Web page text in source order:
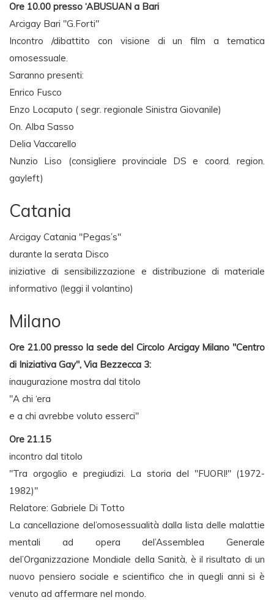
Ore 10.00 presso ‘ABUSUAN a Bari
Arcigay Bari "G.Forti"
Incontro /dibattito con visione di un film a tematica
omosessuale.
Saranno presenti:
Enrico Fusco
Enzo Locaputo ( segr. regionale Sinistra Giovanile)
On. Alba Sasso
Delia Vaccarello
Nunzio Liso (consigliere provinciale DS e coord. region.
gayleft)
Catania
Arcigay Catania "Pegas’s"
durante la serata Disco
iniziative di sensibilizzazione e distribuzione di materiale
informativo (leggi il volantino)
Milano
Ore 21.00 presso la sede del Circolo Arcigay Milano "Centro
di Iniziativa Gay", Via Bezzecca 3:
inaugurazione mostra dal titolo
"A chi ‘era
e a chi avrebbe voluto esserci"
Ore 21.15
incontro dal titolo
"Tra orgoglio e pregiudizi. La storia del "FUORI!" (1972-
1982)"
Relatore: Gabriele Di Totto
La cancellazione del’omosessualità dalla lista delle malattie
mentali ad opera del’Assemblea Generale
del’Organizzazione Mondiale della Sanità, è il risultato di un
nuovo pensiero sociale e scientifico che in quegli anni si è
venuto ad affermare nel mondo.